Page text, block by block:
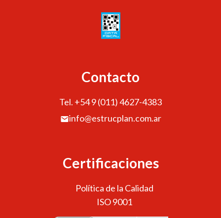
Contacto
Tel. +54 9 (011) 4627-4383
info@estrucplan.com.ar
Certificaciones
Política de la Calidad
ISO 9001